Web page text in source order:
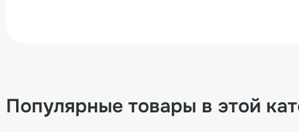
Популярные товары в этой